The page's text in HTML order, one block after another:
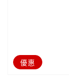
優惠